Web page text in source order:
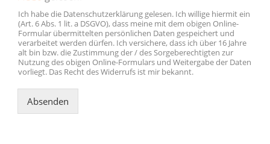
Ich habe die Datenschutzerklärung gelesen. Ich willige hiermit ein
(Art. 6 Abs. 1 lit. a DSGVO), dass meine mit dem obigen Online-
Formular übermittelten persönlichen Daten gespeichert und
verarbeitet werden dürfen. Ich versichere, dass ich über 16 Jahre
alt bin bzw. die Zustimmung der / des Sorgeberechtigten zur
Nutzung des obigen Online-Formulars und Weitergabe der Daten
vorliegt. Das Recht des Widerrufs ist mir bekannt.
Absenden